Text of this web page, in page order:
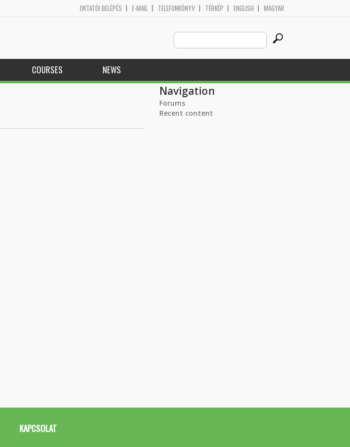
OKTATÓI BELÉPÉS E-MAIL TELEFONKÖNYV TÉRKÉP ENGLISH MAGYAR
Search
this
site
COURSES NEWS
Navigation
Forums
Recent content
KAPCSOLAT